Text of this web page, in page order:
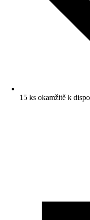
15 ks okamžitě k